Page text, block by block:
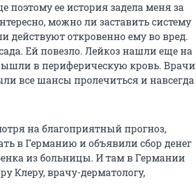
поэтому ее история задела меня за
можно ли заставить систему
действуют откровенно ему во вред.
Ей повезло. Лейкоз нашли еще на
в периферическую кровь. Врачи
все шансы пролечиться и навсегда
на благоприятный прогноз,
в Германию и объявили сбор денег
из больницы. И там в Германии
Клеру, врачу-дерматологу,